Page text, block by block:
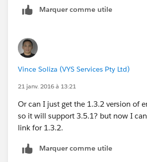
Marquer comme utile
Vince Soliza (VYS Services Pty Ltd)
21 janv. 2016 à 13:21
Or can I just get the 1.3.2 version of
so it will support 3.5.1? but now I
link for 1.3.2.
Marquer comme utile